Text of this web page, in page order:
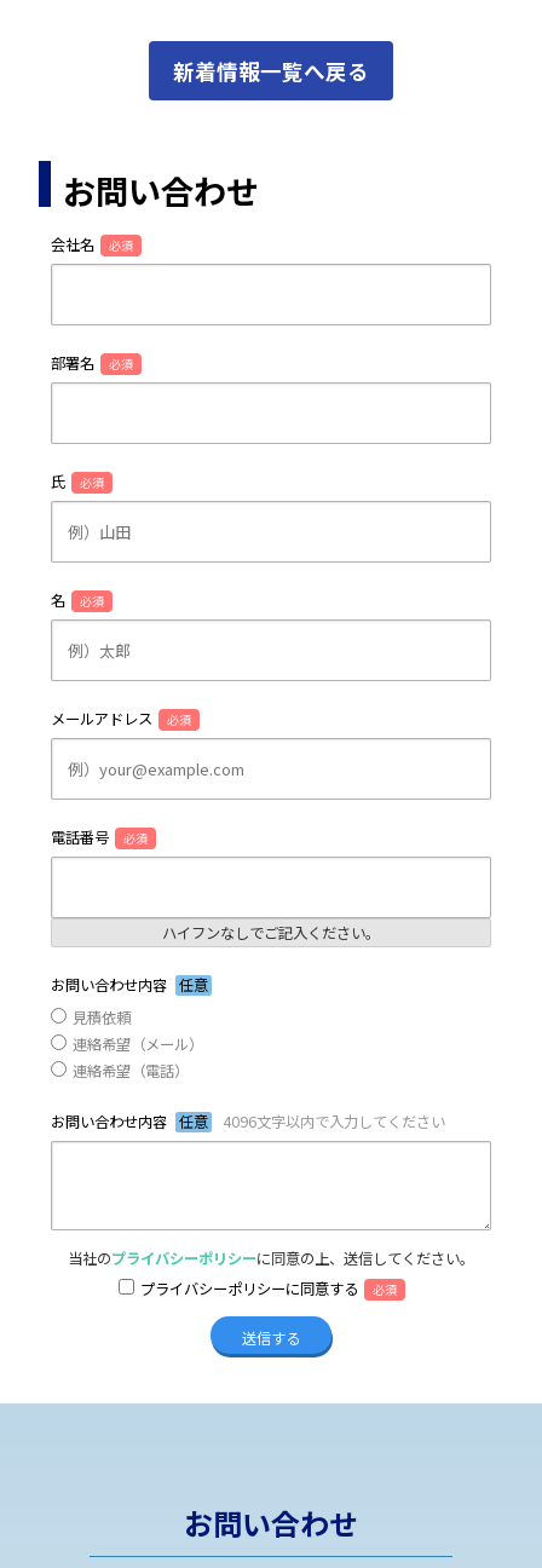
新着情報一覧へ戻る
お問い合わせ
会社名 必須
部署名 必須
氏 必須
名 必須
メールアドレス 必須
電話番号 必須
ハイフンなしでご記入ください。
お問い合わせ内容 任意
見積依頼
連絡希望（メール）
連絡希望（電話）
お問い合わせ内容 任意 4096文字以内で入力してください
当社のプライバシーポリシーに同意の上、送信してください。
プライバシーポリシーに同意する
必須
お問い合わせ